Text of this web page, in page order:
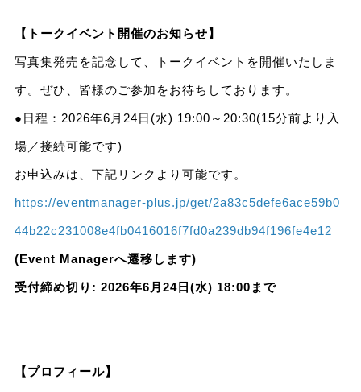
【トークイベント開催のお知らせ】
写真集発売を記念して、トークイベントを開催いたしま
す。ぜひ、皆様のご参加をお待ちしております。
●日程：2026年6月24日(水) 19:00～20:30(15分前より入
場／接続可能です)
お申込みは、下記リンクより可能です。
https://eventmanager-plus.jp/get/2a83c5defe6ace59b0
44b22c231008e4fb0416016f7fd0a239db94f196fe4e12
(Event Managerへ遷移します)
受付締め切り: 2026年6月24日(水) 18:00まで
【プロフィール】